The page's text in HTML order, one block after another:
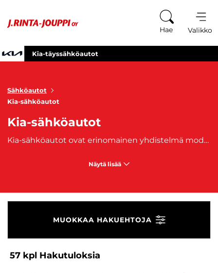
Hae Valikko
Kia-täyssähköautot
Sähköautot
Kia-sähköautot
Kia-sähköautot
Kia-sähköautot ovat erinomainen yhdistelmä modernia teknologiaa, ympäristöystävällisyyttä ja taloudellisuutta. Kia on vahvistanut asemaansa sähköautojen markkinoilla innovatiivisilla malleilla, kuten
Näytä lisää
MUOKKAA HAKUEHTOJA
57 kpl Hakutuloksia